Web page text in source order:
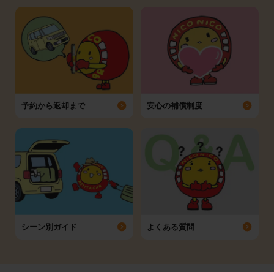
予約から返却まで 安心の補償制度
シーン別ガイド よくある質問